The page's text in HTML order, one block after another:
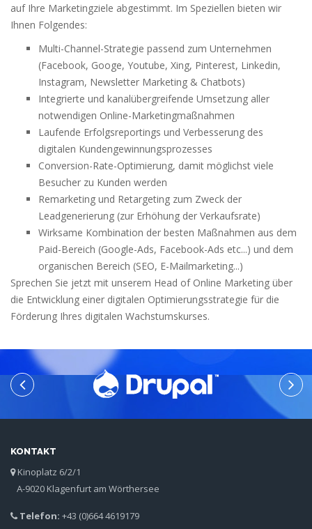
auf Ihre Marketingziele abgestimmt. Im Speziellen bieten wir
Ihnen Folgendes:
Multi-Channel-Strategie passend zum Unternehmen
(Facebook, Googe, Youtube, Xing, Pinterest, Linkedin,
Instagram, Newsletter Marketing & Chatbots)
Integrierte und kanalübergreifende Umsetzung aller
notwendigen Online-Marketingmaßnahmen
Laufende Erfolgsreportings und Verbesserung des
digitalen Kundengewinnungsprozesses
Conversion-Rate-Optimierung, damit möglichst viele
Besucher zu Kunden werden
Remarketing und Retargeting zum Zweck der
Leadgenerierung (zur Erhöhung der Verkaufsrate)
Wirksame Kombination der besten Maßnahmen aus dem
Paid-Bereich (Google-Ads, Facebook-Ads etc...) und dem
organischen Bereich (SEO, E-Mailmarketing...)
Sprechen Sie jetzt mit unserem Head of Online Marketing über
die Entwicklung einer digitalen Optimierungsstrategie für die
Förderung Ihres digitalen Wachstumskurses.
KONTAKT
Kinoplatz 6/2/1
A-9020 Klagenfurt am Wörthersee
Telefon: +43 (0)664 4619179